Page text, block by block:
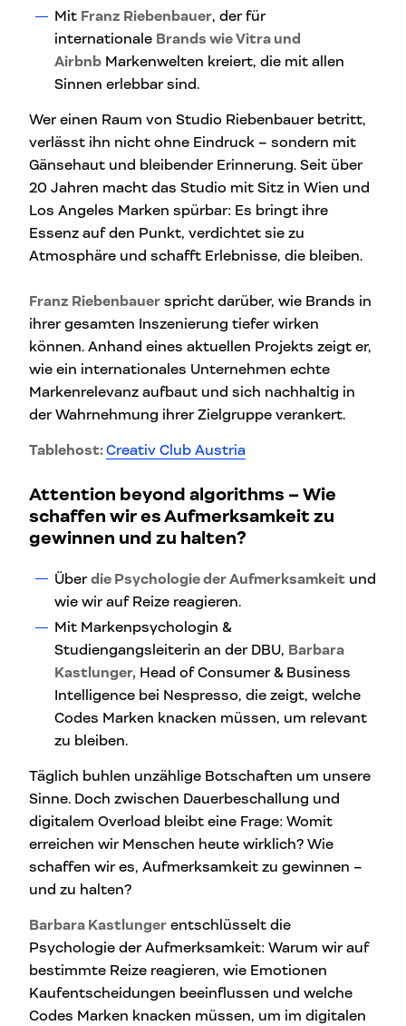
Mit Franz Riebenbauer, der für
internationale Brands wie Vitra und
Airbnb Markenwelten kreiert, die mit allen
Sinnen erlebbar sind.
Wer einen Raum von Studio Riebenbauer betritt,
verlässt ihn nicht ohne Eindruck – sondern mit
Gänsehaut und bleibender Erinnerung. Seit über
20 Jahren macht das Studio mit Sitz in Wien und
Los Angeles Marken spürbar: Es bringt ihre
Essenz auf den Punkt, verdichtet sie zu
Atmosphäre und schafft Erlebnisse, die bleiben.
Franz Riebenbauer spricht darüber, wie Brands in
ihrer gesamten Inszenierung tiefer wirken
können. Anhand eines aktuellen Projekts zeigt er,
wie ein internationales Unternehmen echte
Markenrelevanz aufbaut und sich nachhaltig in
der Wahrnehmung ihrer Zielgruppe verankert.
Tablehost:Creativ Club Austria
Attention beyond algorithms –Wie
schaffen wir es Aufmerksamkeit zu
gewinnen und zu halten?
Überdie Psychologie der Aufmerksamkeit und
wie wir auf Reize reagieren.
Mit Markenpsychologin &
Studiengangsleiterin an der DBU, Barbara
Kastlunger, Head of Consumer & Business
Intelligence bei Nespresso, die zeigt, welche
Codes Marken knacken müssen, um relevant
zu bleiben.
Täglich buhlen unzählige Botschaften um unsere
Sinne. Doch zwischen Dauerbeschallung und
digitalem Overload bleibt eine Frage: Womit
erreichen wir Menschen heute wirklich? Wie
schaffen wir es, Aufmerksamkeit zu gewinnen –
und zu halten?
Barbara Kastlunger entschlüsselt die
Psychologie der Aufmerksamkeit: Warum wir auf
bestimmte Reize reagieren, wie Emotionen
Kaufentscheidungen beeinflussen und welche
Codes Marken knacken müssen, um im digitalen